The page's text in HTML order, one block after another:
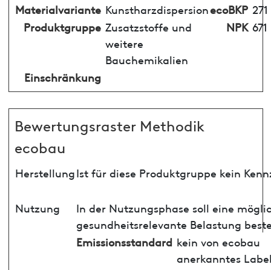
Materialvariante KunstharzdispersionecoBKP 271
Produktgruppe Zusatzstoffe und
weitere
Bauchemikalien
NPK 671
Einschränkung
Bewertungsraster Methodik
ecobau
HerstellungIst für diese Produktgruppe kein
Nutzung
In der Nutzungsphase soll eine
gesundheitsrelevante Belastung
Emissionsstandard kein von ecobau
anerkanntes